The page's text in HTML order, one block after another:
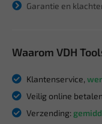
Garantie en
Waarom VDH
Klantenservice,
Veilig online
Verzending: